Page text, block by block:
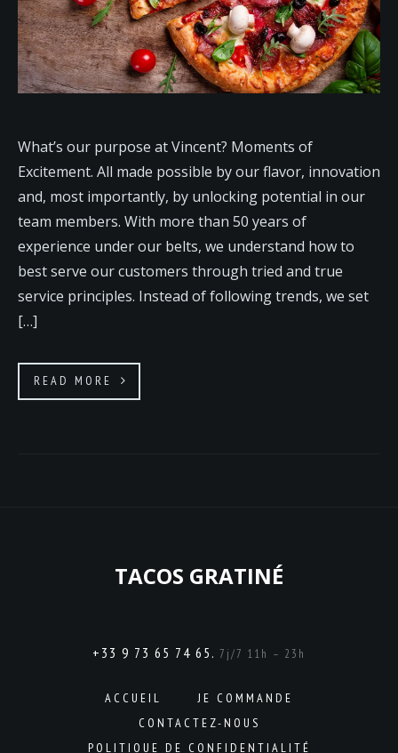
What’s our purpose at Vincent? Moments of
Excitement. All made possible by our flavor, innovation
and, most importantly, by unlocking potential in our
team members. With more than 50 years of
experience under our belts, we understand how to
best serve our customers through tried and true
service principles. Instead of following trends, we set
[…]
READ MORE
TACOS GRATINÉ
+33 9 73 65 74 65. 7j/7 11h – 23h
ACCUEIL
JE COMMANDE
CONTACTEZ-NOUS
POLITIQUE DE CONFIDENTIALITÉ